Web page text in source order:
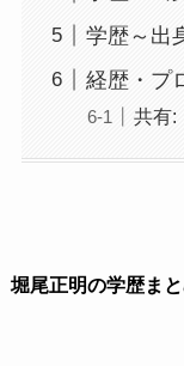
学歴～出
経歴・プ
共有:
堀尾正明の学歴ま